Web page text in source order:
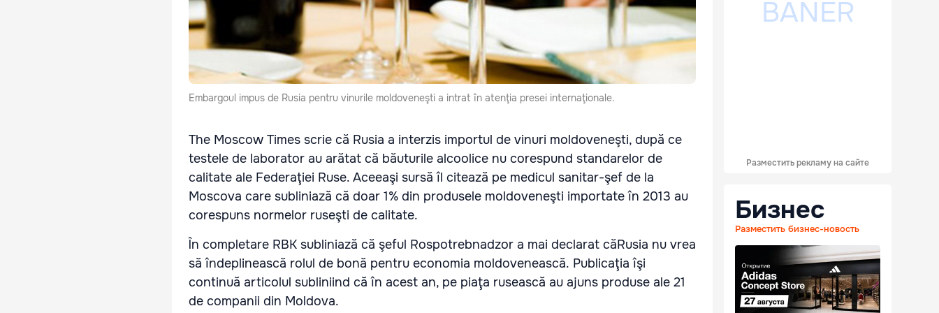
Embargoul impus de Rusia pentru vinurile moldoveneşti a intrat în atenţia presei internaţionale.
The Moscow Times scrie că Rusia a interzis importul de vinuri moldoveneşti, după ce
testele de laborator au arătat că băuturile alcoolice nu corespund standarelor de
calitate ale Federaţiei Ruse. Aceeaşi sursă îl citează pe medicul sanitar-şef de la
Moscova care subliniază că doar 1% din produsele moldoveneşti importate în 2013 au
corespuns normelor ruseşti de calitate.
În completare RBK subliniază că şeful Rospotrebnadzor a mai declarat căRusia nu vrea
să îndeplinească rolul de bonă pentru economia moldovenească. Publicaţia îşi
continuă articolul subliniind că în acest an, pe piaţa rusească au ajuns produse ale 21
de companii din Moldova.
Разместить рекламу на сайте
Бизнес
Разместить бизнес-новость